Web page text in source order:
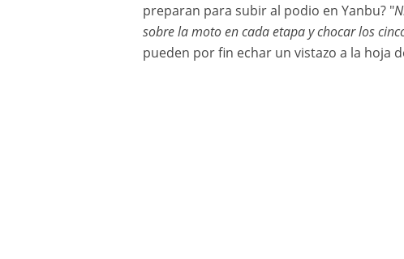
preparan para subir al podio en Yanbu? "
sobre la moto en cada etapa y chocar los
pueden por fin echar un vistazo a la hoja